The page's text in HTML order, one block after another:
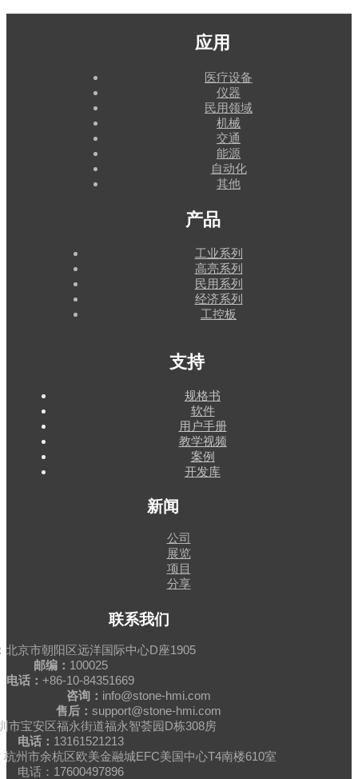
应用
医疗设备
仪器
民用领域
机械
交通
能源
自动化
其他
产品
工业系列
高亮系列
民用系列
经济系列
工控板
支持
规格书
软件
用户手册
教学视频
案例
开发库
新闻
公司
展览
项目
分享
联系我们
北京市朝阳区远洋国际中心D座1905
邮编： 100025
电话： +86-10-84351669
咨询： info@stone-hmi.com
售后： support@stone-hmi.com
市宝安区福永街道福永智荟园D栋308房
电话： 13161521213
杭州市余杭区欧美金融城EFC美国中心T4南楼610室
电话：17600497896